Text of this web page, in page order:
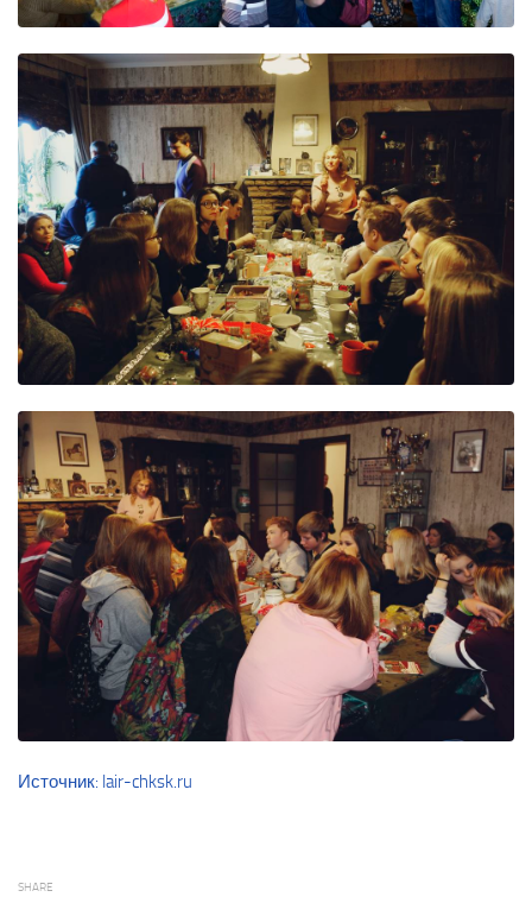
Источник: lair-chksk.ru
SHARE